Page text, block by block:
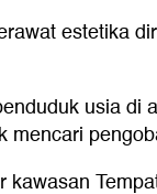
estetika
usia
mencari